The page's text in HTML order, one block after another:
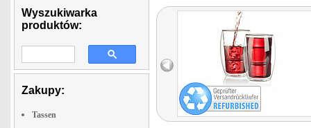
Wyszukiwarka
produktów:
Zakupy:
Tassen
Kondenswasser und du
kannst sie auch auf
empfindliche Flächen
stellen, ohne Wasserflecken
zu befürchten."